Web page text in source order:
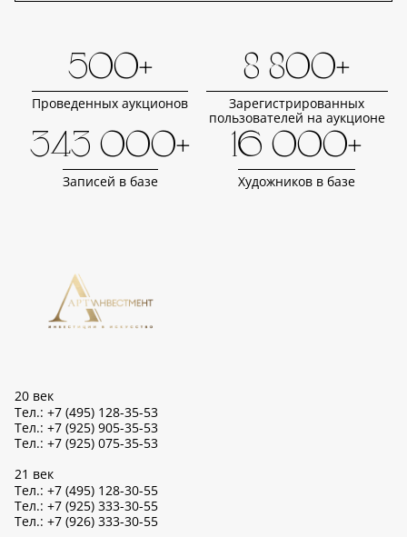
500+
Проведенных аукционов
8 800+
Зарегистрированных
пользователей на аукционе
343 000+
Записей в базе
16 000+
Художников в базе
20 век
Тел.: +7 (495) 128-35-53
Тел.: +7 (925) 905-35-53
Тел.: +7 (925) 075-35-53
21 век
Тел.: +7 (495) 128-30-55
Тел.: +7 (925) 333-30-55
Тел.: +7 (926) 333-30-55